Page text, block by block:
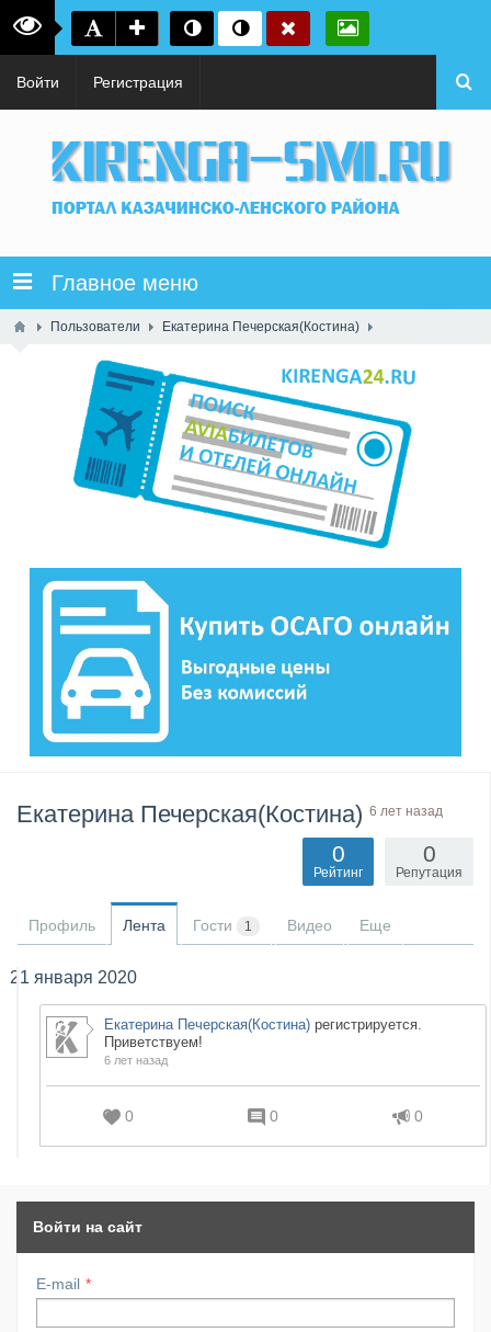
Войти Регистрация
Главное меню
Пользователи Екатерина Печерская(Костина)
Екатерина Печерская(Костина) 6 лет назад
0
Репутация
0
Рейтинг
Профиль Лента Гости 1 Видео Еще
21 января 2020
Екатерина Печерская(Костина) регистрируется.
Приветствуем!
6 лет назад
0 0 0
Войти на сайт
E-mail